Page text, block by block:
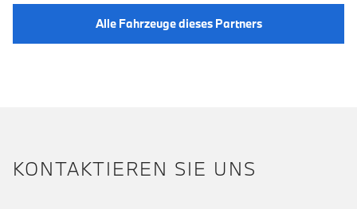
Alle Fahrzeuge dieses Partners
KONTAKTIEREN SIE UNS